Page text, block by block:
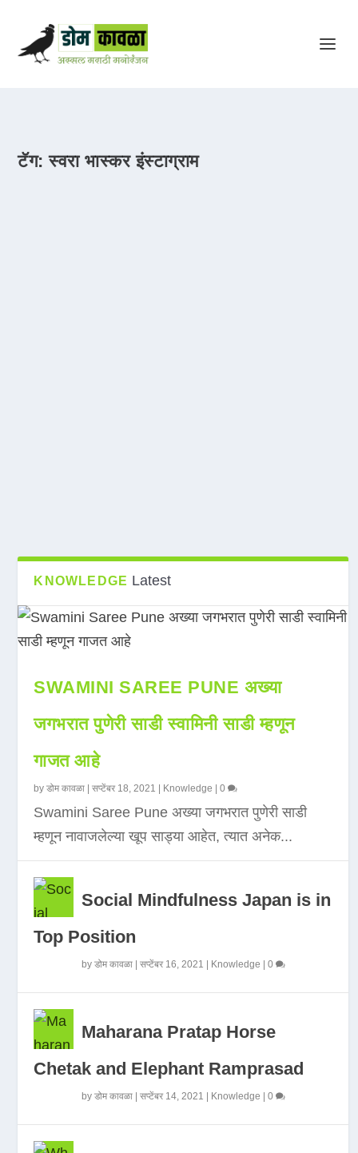
टॅग:स्वरा भास्कर इंस्टाग्राम
KNOWLEDGE Latest
SWAMINI SAREE PUNE अख्या
जगभरात पुणेरी साडी स्वामिनी साडी म्हणून
गाजत आहे
byडोम कावळा |सप्टेंबर 18, 2021 Knowledge |0
Swamini Saree Pune अख्या जगभरात पुणेरी साडी
म्हणून नावाजलेल्या खूप साड्या आहेत, त्यात अनेक...
Social Mindfulness Japan is in
Top Position
byडोम कावळा |सप्टेंबर 16, 2021 Knowledge |0
Maharana Pratap Horse
Chetak and Elephant Ramprasad
byडोम कावळा |सप्टेंबर 14, 2021 Knowledge |0